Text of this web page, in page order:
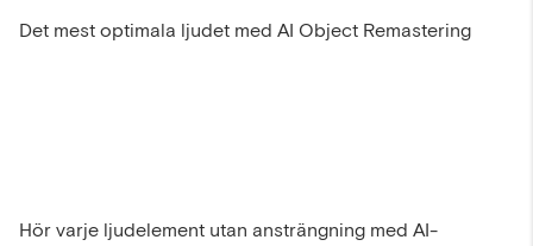
Det mest optimala ljudet med AI Object Remastering
Hör varje ljudelement utan ansträngning med AI-